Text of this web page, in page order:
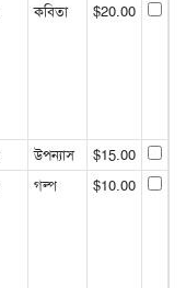
কবিতা $20.00
উপন্যাস
$15.00
গল্প $10.00